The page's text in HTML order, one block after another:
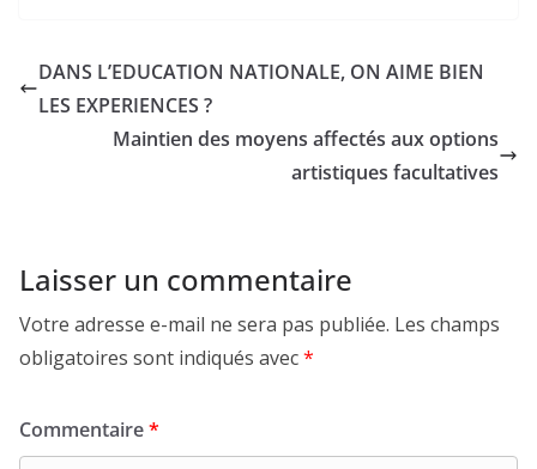
DANS L’EDUCATION NATIONALE, ON AIME BIEN
LES EXPERIENCES ?
Maintien des moyens affectés aux options
artistiques facultatives
Laisser un commentaire
Votre adresse e-mail ne sera pas publiée. Les champs
obligatoires sont indiqués avec*
Commentaire*